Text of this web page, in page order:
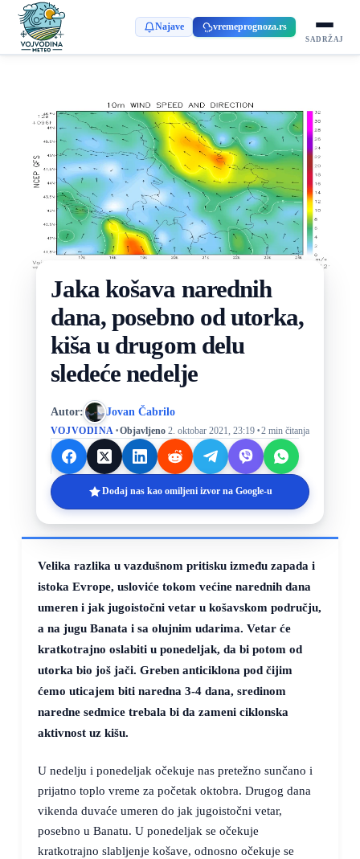
Najave vremeprognoza.rs
SADRŽAJ
Jaka košava narednih
dana, posebno od utorka,
kiša u drugom delu
sledeće nedelje
Autor: Jovan Čabrilo
VOJVODINA ·Objavljeno 2. oktobar 2021, 23:19 ·2 min čitanja
Dodaj nas kao omiljeni izvor na Google-u
Velika razlika u vazdušnom pritisku između zapada i
istoka Evrope, usloviće tokom većine narednih dana
umeren i jak jugoistočni vetar u košavskom području,
a na jugu Banata i sa olujnim udarima. Vetar će
kratkotrajno oslabiti u ponedeljak, da bi potom od
utorka bio još jači. Greben anticiklona pod čijim
ćemo uticajem biti naredna 3-4 dana, sredinom
naredne sedmice trebala bi da zameni ciklonska
aktivnost uz kišu.
U nedelju i ponedeljak očekuje nas pretežno sunčano i
prijatno toplo vreme za početak oktobra. Drugog dana
vikenda duvaće umeren do jak jugoistočni vetar,
posebno u Banatu. U ponedeljak se očekuje
kratkotrajno slabljenje košave, odnosno očekuje se